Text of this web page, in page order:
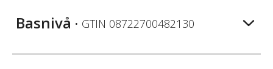
Basnivå • GTIN 08722700482130